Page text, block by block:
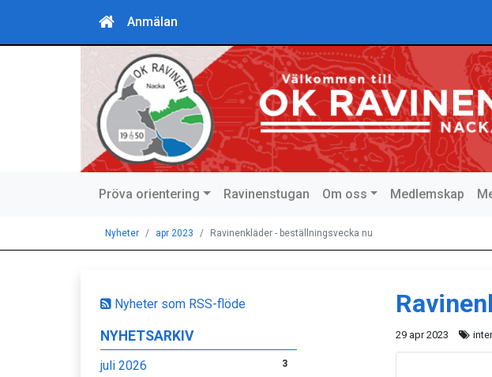
Anmälan
Pröva orientering Ravinenstugan Om oss Medlemskap
Nyheter apr 2023 Ravinenkläder - beställningsvecka nu
Nyheter som RSS-flöde
NYHETSARKIV
juli 2026 3
29 apr 2023